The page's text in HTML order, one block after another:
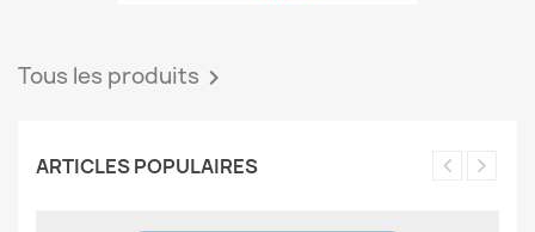
Tous les produits 
ARTICLES POPULAIRES